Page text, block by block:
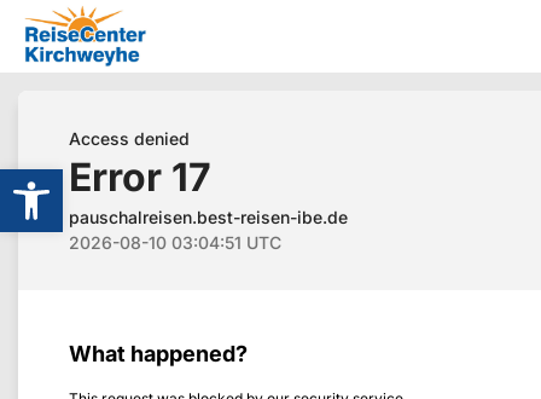
Werkzeugleiste öffnen